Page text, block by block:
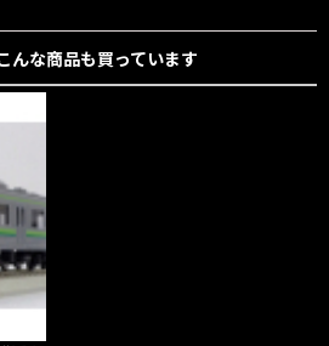
んな商品も買っています